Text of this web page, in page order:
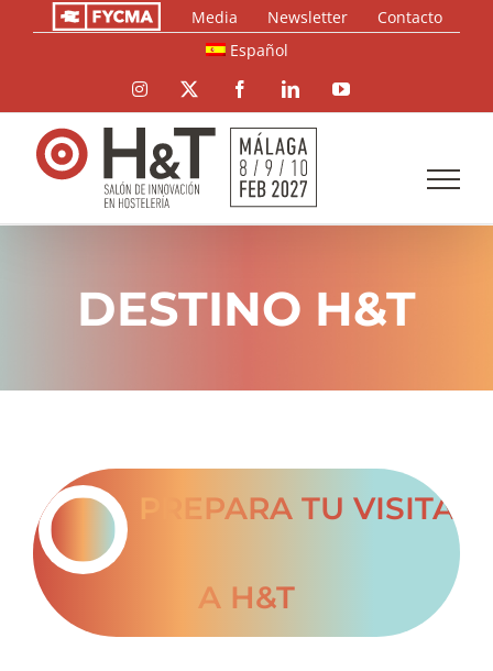
Media Newsletter
Contacto
Español
Instagram FacebookLinkedInYouTube
DESTINO H&T
PREPARA TU VISITA
A H&T